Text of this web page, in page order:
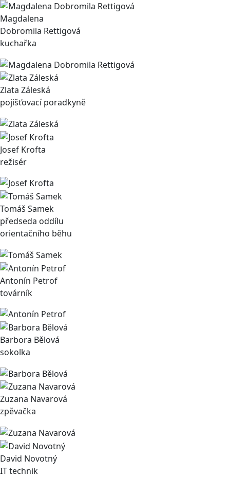
Magdalena
Dobromila Rettigová
kuchařka
Zlata Záleská
pojišťovací poradkyně
Josef Krofta
režisér
Tomáš Samek
předseda oddílu
orientačního běhu
Antonín Petrof
továrník
Barbora Bělová
sokolka
Zuzana Navarová
zpěvačka
David Novotný
IT technik